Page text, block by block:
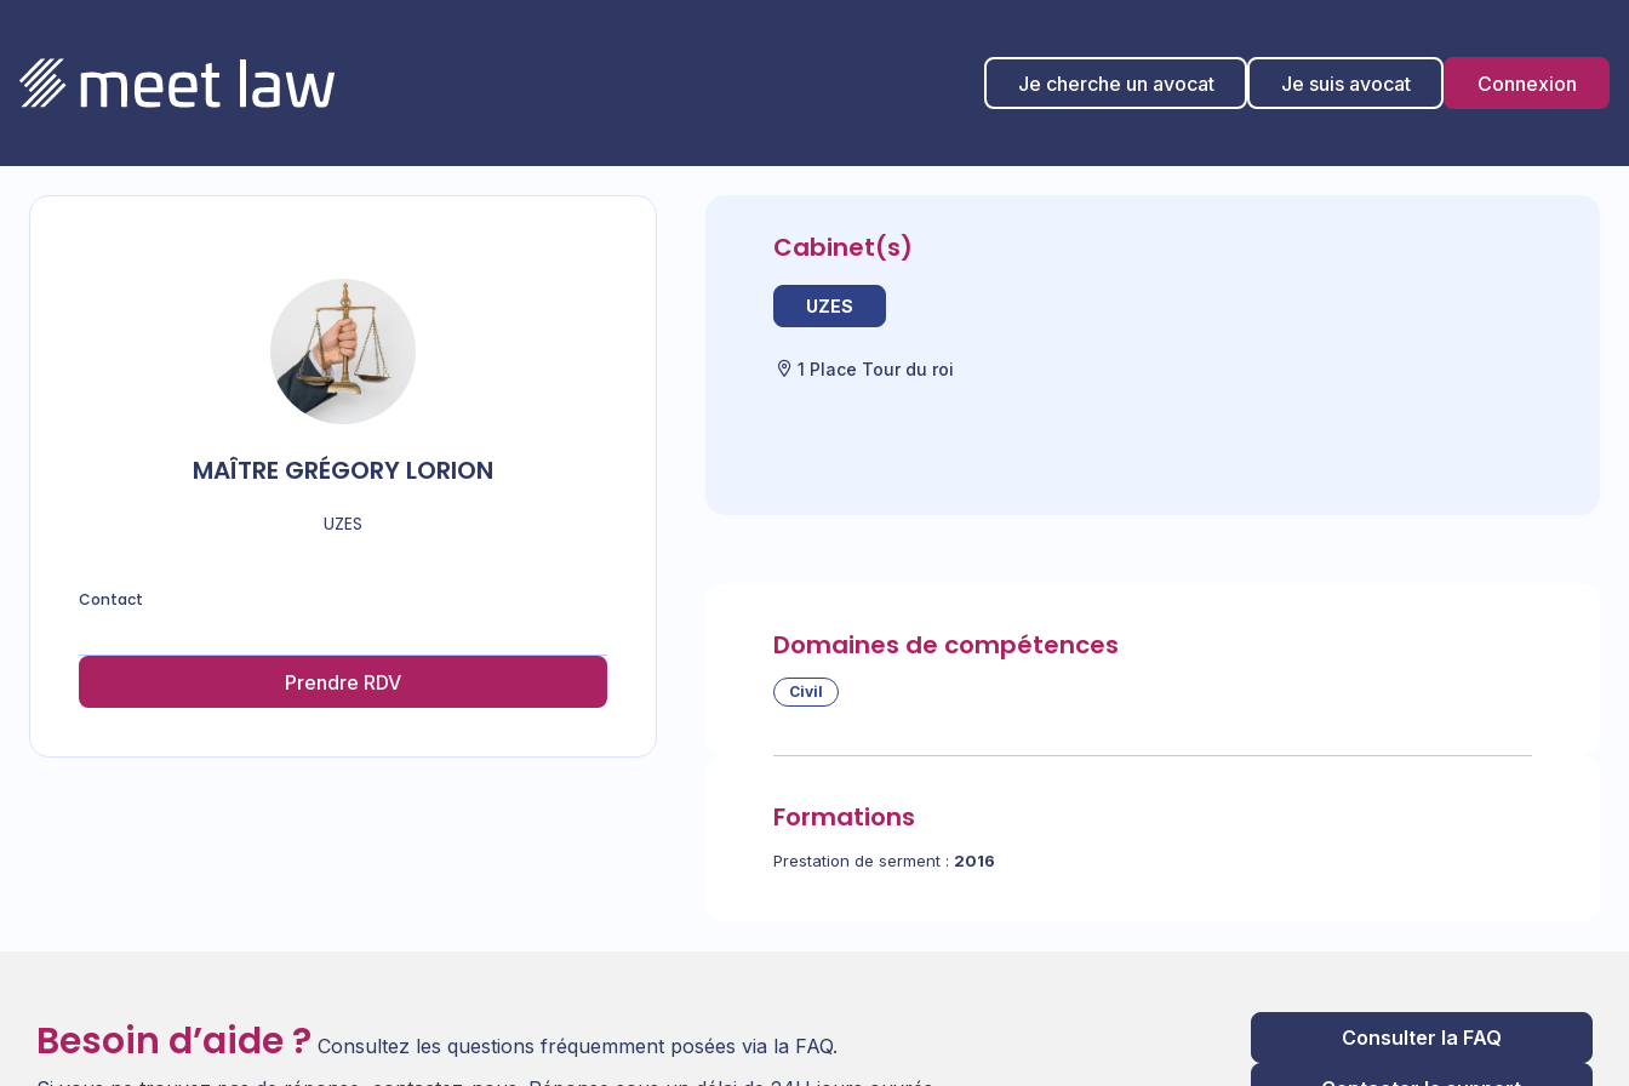
Je cherche un avocat Je suis avocat Connexion
MAÎTRE GRÉGORY LORION
UZES
Contact
Prendre RDV
Cabinet(s)
UZES
1 Place Tour du roi
Domaines de compétences
Civil
Formations
Prestation de serment : 2016
Besoin d’aide ? Consultez les questions fréquemment posées via la FAQ.
Consulter la FAQ